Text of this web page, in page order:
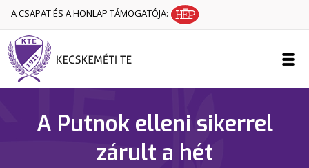
A CSAPAT ÉS A HONLAP TÁMOGATÓJA:
A Putnok elleni sikerrel
zárult a hét